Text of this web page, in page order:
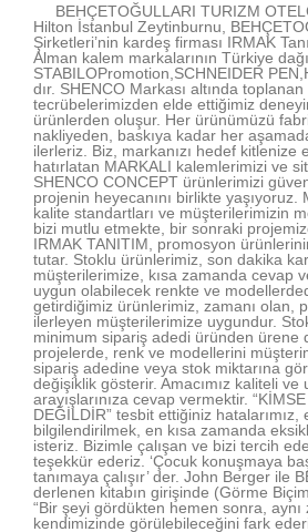
BEHÇETOĞULLARI TURIZM
Hilton İstanbul Zeytinburnu,
Şirketleri’nin kardeş firması IRMAK
Alman kalem markalarının Türkiye
STABILOPromotion,SCHNEIDER
dır. SHENCO Markası altında toplanan
tecrübelerimizden elde ettiğimiz
ürünlerden oluşur. Her ürünümüzü
nakliyeden, baskıya kadar her
ilerleriz. Biz, markanızı hedef kitlenize
hatırlatan MARKALI kalemlerimizi ve
SHENCO CONCEPT ürünlerimizi
projenin heyecanını birlikte yaşıyoruz.
kalite standartları ve müşterilerimizin
bizi mutlu etmekte, bir sonraki
IRMAK TANITIM, promosyon
tutar. Stoklu ürünlerimiz, son dakika
müşterilerimize, kısa zamanda cevap
uygun olabilecek renkte ve
getirdiğimiz ürünlerimiz, zamanı olan,
ilerleyen müşterilerimize uygundur.
minimum sipariş adedi üründen ürene
projelerde, renk ve modellerini
sipariş adedine veya stok miktarına
değişiklik gösterir. Amacımız kaliteli
arayışlarınıza cevap vermektir.
DEĞİLDİR” tesbit ettiğiniz
bilgilendirilmek, en kısa zamanda
isteriz. Bizimle çalışan ve bizi tercih
teşekkür ederiz. ‘Çocuk konuşmaya
tanımaya çalışır’ der. John Berger ile
derlenen kitabın girişinde (Görme
“Bir şeyi gördükten hemen sonra, aynı
kendimizinde görülebileceğini fark